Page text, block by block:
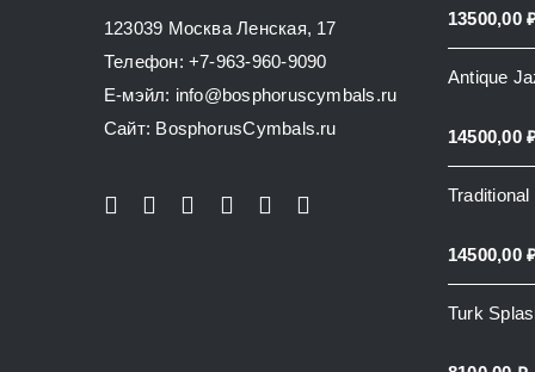
123039 Москва Ленская, 17
Телефон: +7-963-960-9090
E-мэйл: info@bosphoruscymbals.ru
Сайт: BosphorusСymbals.ru
13500,00
Antique
14500,00
14500,00
Turk